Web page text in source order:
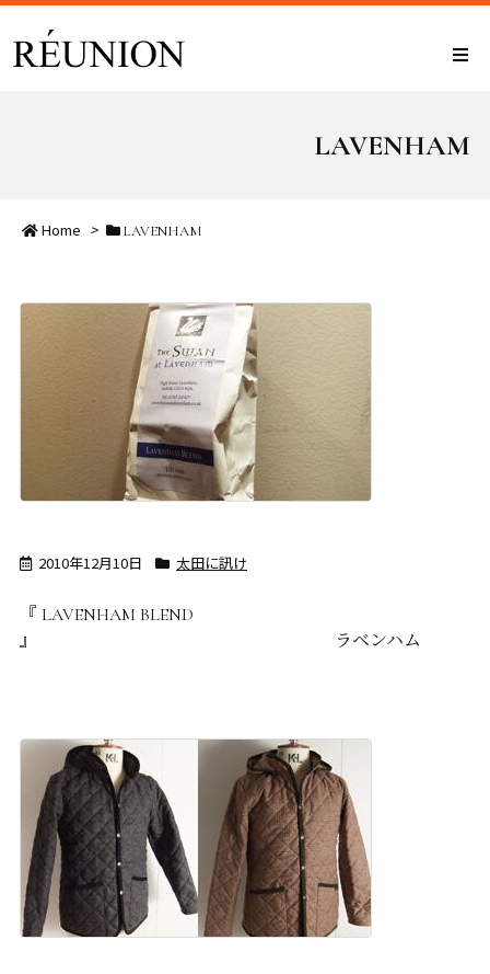
LAVENHAM
Home > LAVENHAM
2010年12月10日 太田に訊け
『 LAVENHAM BLEND
』 ラベンハム